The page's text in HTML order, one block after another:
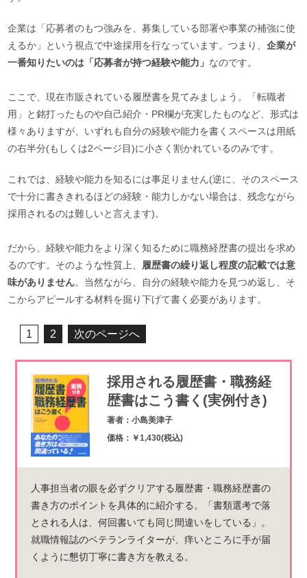
企業は「応募者のもつ強みを、募集している部署や事業の補強に使
えるか」という視点で中途採用を行なっています。つまり、企業が
一番知りたいのは「応募者が持つ経験や能力」 なのです。
ここで、現在市販されている履歴書を見てみましょう。「転職者
用」と銘打ったものや自己紹介・PR欄が充実したものなど、形式は
様々ありますが、いずれも自分の経験や能力を書くスペースは用紙
の右半分(もしくは2ページ目)に小さく割かれているのみです。
これでは、経験や能力を知るには事足りません(逆に、そのスペース
で十分に書ききれるほどの経験・能力しかない場合は、残念ながら
採用されるのは難しいと言えます)。
だから、経験や能力をより深く知るために職務経歴書の提出を求め
るのです。そのような性質上、 履歴書の繰り返し程度の記載では意
味がありません。当然ながら、自分の経験や能力を見つめ返し、そ
こからアピールする材料を掘り下げて書く必要があります。
1 2 次のページへ
採用される履歴書・職務経
歴書はこう書く(実例付き)
著者：小島美津子
価格：￥1,430(税込)
人事担当者の眼を必ずクリアする履歴書・職務経歴書の
書き方のポイントを具体的に紹介する。「書類選考で落
とされる人は、何回書いても同じ間違いをしている」。
就職情報誌のベテランライターが、痒いところに手が届
くように懇切丁寧に書き方を教える。